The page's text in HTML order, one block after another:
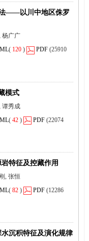
——以川中地区侏罗
杨广广
( 120 ) PDF (25910
模式
谭秀成
( 42 ) PDF (22074
特征及控藏作用
, 张恒
( 82 ) PDF (12286
沉积特征及演化规律